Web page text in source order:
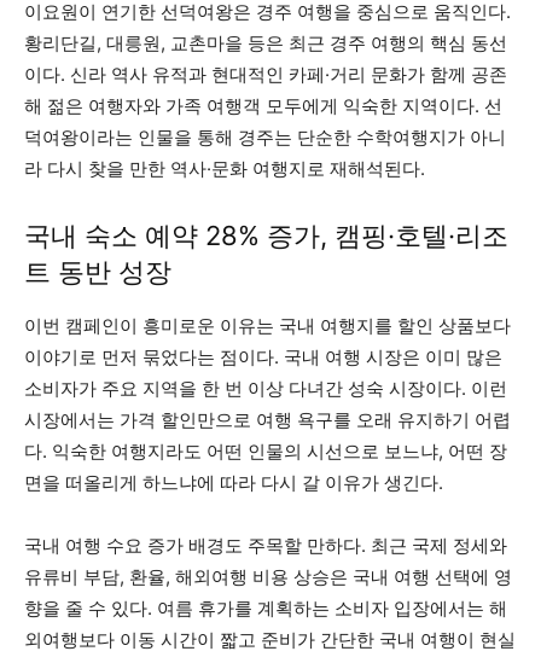
이요원이 연기한 선덕여왕은 경주 여행을 중심으로 움직인다.
황리단길, 대릉원, 교촌마을 등은 최근 경주 여행의 핵심 동선
이다. 신라 역사 유적과 현대적인 카페·거리 문화가 함께 공존
해 젊은 여행자와 가족 여행객 모두에게 익숙한 지역이다. 선
덕여왕이라는 인물을 통해 경주는 단순한 수학여행지가 아니
라 다시 찾을 만한 역사·문화 여행지로 재해석된다.
국내 숙소 예약 28% 증가, 캠핑·호텔·리조
트 동반 성장
이번 캠페인이 흥미로운 이유는 국내 여행지를 할인 상품보다
이야기로 먼저 묶었다는 점이다. 국내 여행 시장은 이미 많은
소비자가 주요 지역을 한 번 이상 다녀간 성숙 시장이다. 이런
시장에서는 가격 할인만으로 여행 욕구를 오래 유지하기 어렵
다. 익숙한 여행지라도 어떤 인물의 시선으로 보느냐, 어떤 장
면을 떠올리게 하느냐에 따라 다시 갈 이유가 생긴다.
국내 여행 수요 증가 배경도 주목할 만하다. 최근 국제 정세와
유류비 부담, 환율, 해외여행 비용 상승은 국내 여행 선택에 영
향을 줄 수 있다. 여름 휴가를 계획하는 소비자 입장에서는 해
외여행보다 이동 시간이 짧고 준비가 간단한 국내 여행이 현실